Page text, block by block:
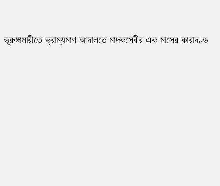
ভূরুঙ্গামারীতে ভ্রাম্যমাণ আদালতে মাদকসেবীর এক মাসের কারাদণ্ড